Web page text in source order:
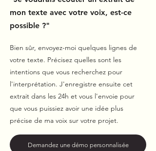
mon texte avec votre voix, est-ce
possible ?"
Bien sûr, envoyez-moi quelques lignes de
votre texte. Précisez quelles sont les
intentions que vous recherchez pour
l'interprétation. J'enregistre ensuite cet
extrait dans les 24h et vous l'envoie pour
que vous puissiez avoir une idée plus
précise de ma voix sur votre projet.
Demandez une démo personnalisée